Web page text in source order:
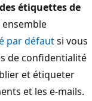
étiquettes de
par défautsi vous
de confidentialité
et étiqueter
et les e-mails.